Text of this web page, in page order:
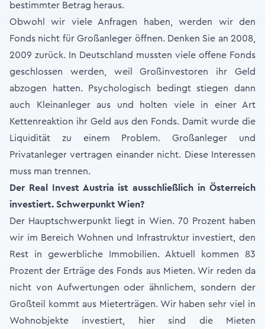
bestimmter Betrag heraus.
Obwohl wir viele Anfragen haben, werden wir den
Fonds nicht für Großanleger öffnen. Denken Sie an 2008,
2009 zurück. In Deutschland mussten viele offene Fonds
geschlossen werden, weil Großinvestoren ihr Geld
abzogen hatten. Psychologisch bedingt stiegen dann
auch Kleinanleger aus und holten viele in einer Art
Kettenreaktion ihr Geld aus den Fonds. Damit wurde die
Liquidität zu einem Problem. Großanleger und
Privatanleger vertragen einander nicht. Diese Interessen
muss man trennen.
Der Real Invest Austria ist ausschließlich in Österreich
investiert. Schwerpunkt Wien?
Der Hauptschwerpunkt liegt in Wien. 70 Prozent haben
wir im Bereich Wohnen und Infrastruktur investiert, den
Rest in gewerbliche Immobilien. Aktuell kommen 83
Prozent der Erträge des Fonds aus Mieten. Wir reden da
nicht von Aufwertungen oder ähnlichem, sondern der
Großteil kommt aus Mieterträgen. Wir haben sehr viel in
Wohnobjekte investiert, hier sind die Mieten